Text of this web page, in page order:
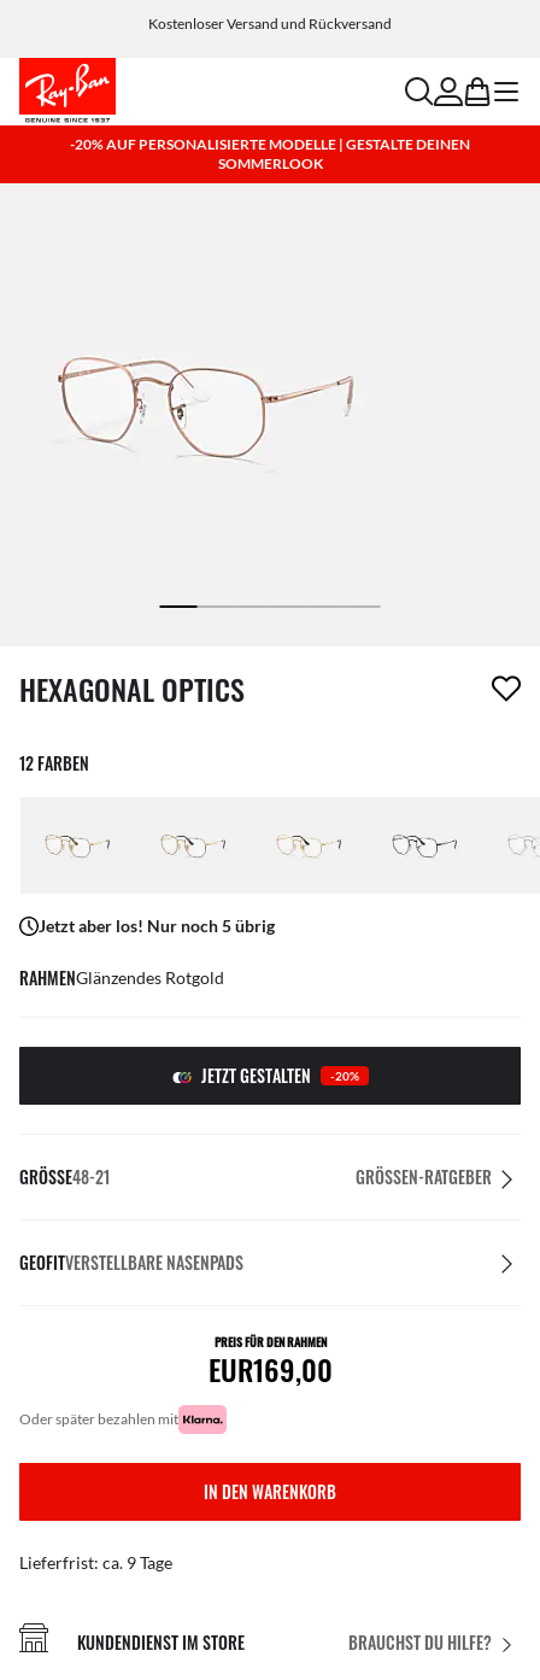
Kostenloser Versand und Rückversand
searchaccount
bag menu
-20% AUF PERSONALISIERTE MODELLE | GESTALTE DEINEN
SOMMERLOOK
1 Artikel wurde von deiner Wunschliste entfernt
HEXAGONAL OPTICS
12 FARBEN
Jetzt aber los! Nur noch 5 übrig
RAHMENGlänzendes Rotgold
JETZT GESTALTEN -20%
GRÖSSE48-21 GRÖSSEN-RATGEBER
GEOFITVERSTELLBARE NASENPADS
PREIS FÜR DEN RAHMEN
EUR169,00
oder später bezahlen mit
IN DEN WARENKORB
Lieferfrist: ca. 9 Tage
BRAUCHST DU HILFE?
KUNDENDIENST IM STORE